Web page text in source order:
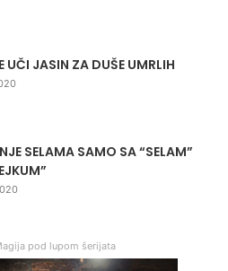
UČI JASIN ZA DUŠE UMRLIH
SELAMA SAMO SA “SELAM”
pod lupom šerijata